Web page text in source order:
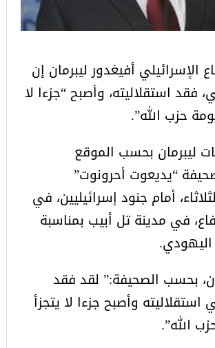
الإسرائيلي أفيغدور ليبرمان إن
فقد استقلاليته، وأصبح “جزءا لا
حزب الله”.
ليبرمان بحسب الموقع
“يديعوت أحرونوت”
أمام جنود إسرائيليين، في
في مدينة تل أبيب بمناسبة
بحسب الصحيفة:” لقد فقد
استقلاليته وأصبح جزءا لا يتجزأ
الله”.